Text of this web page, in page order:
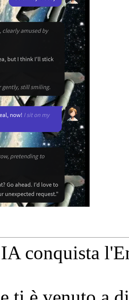
conquista